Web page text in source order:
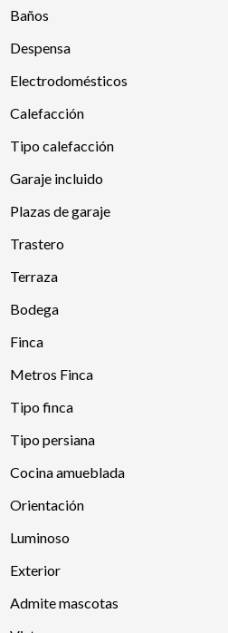
Baños
Despensa
Electrodomésticos
Calefacción
Tipo calefacción
Garaje incluido
Plazas de garaje
Trastero
Terraza
Bodega
Finca
Metros Finca
Tipo finca
Tipo persiana
Cocina amueblada
Orientación
Luminoso
Exterior
Admite mascotas